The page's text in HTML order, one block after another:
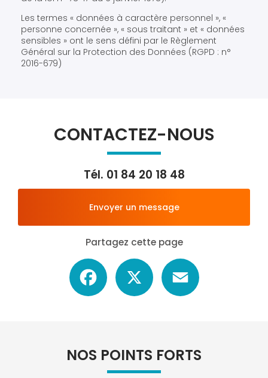
Les termes « données à caractère personnel », «
personne concernée », « sous traitant » et « données
sensibles » ont le sens défini par le Règlement
Général sur la Protection des Données (RGPD : n°
2016-679)
CONTACTEZ-NOUS
Tél. 01 84 20 18 48
Envoyer un message
Partagez cette page
Facebook
NOS POINTS FORTS